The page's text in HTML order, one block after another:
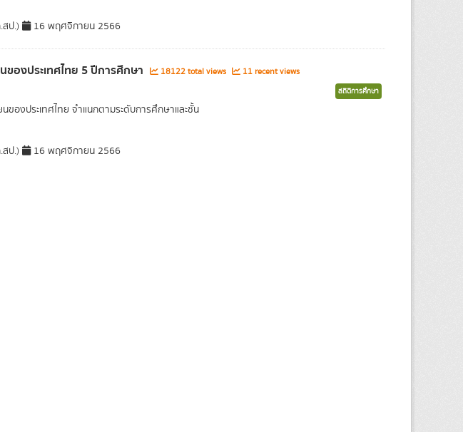
ป.) 16 พฤศจิกายน 2566
ของประเทศไทย 5 ปีการศึกษา 18122 total views 11 recent views
สถิติการศึกษา
ของประเทศไทย จำแนกตามระดับการศึกษาและชั้น
ป.) 16 พฤศจิกายน 2566